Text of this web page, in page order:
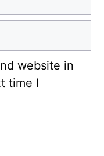
website in
time I